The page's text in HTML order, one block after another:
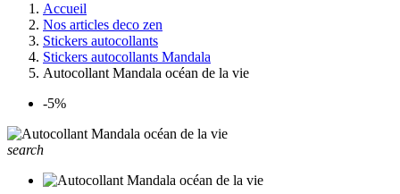
Accueil
Nos articles deco zen
Stickers autocollants
Stickers autocollants Mandala
Autocollant Mandala océan de la vie
-5%
search